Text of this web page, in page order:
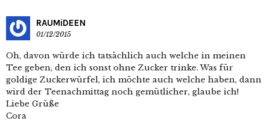
RAUMiDEEN
01/12/2015
Oh, davon würde ich tatsächlich auch welche in meinen
Tee geben, den ich sonst ohne Zucker trinke. Was für
goldige Zuckerwürfel, ich möchte auch welche haben, dann
wird der Teenachmittag noch gemütlicher, glaube ich!
Liebe Grüße
Cora